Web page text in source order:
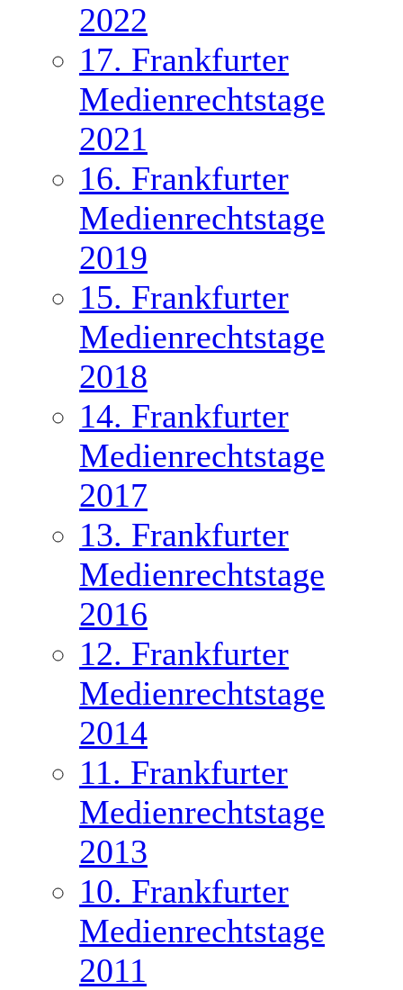
2022
17. Frankfurter
Medienrechtstage
2021
16. Frankfurter
Medienrechtstage
2019
15. Frankfurter
Medienrechtstage
2018
14. Frankfurter
Medienrechtstage
2017
13. Frankfurter
Medienrechtstage
2016
12. Frankfurter
Medienrechtstage
2014
11. Frankfurter
Medienrechtstage
2013
10. Frankfurter
Medienrechtstage
2011